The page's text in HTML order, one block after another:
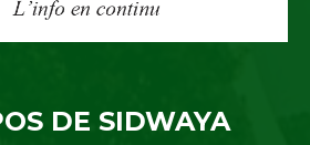
DE SIDWAYA